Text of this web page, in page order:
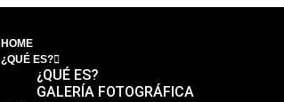
HOME
¿QUÉ ES?
¿QUÉ ES?
GALERÍA FOTOGRÁFICA